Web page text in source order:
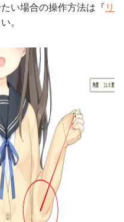
い場合の操作方法は『 リ
。